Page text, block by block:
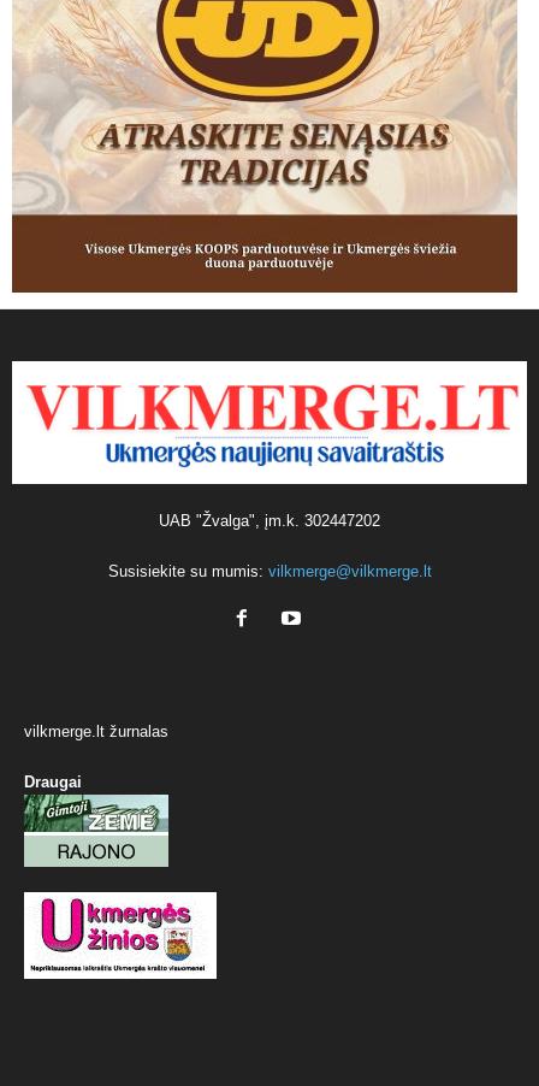
UAB "Žvalga", įm.k. 302447202
Susisiekite su mumis: vilkmerge@vilkmerge.lt
vilkmerge.lt žurnalas
Draugai